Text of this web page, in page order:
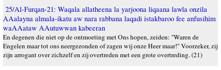
25/Al-Furqan-21: Waqala allatheena la yarjoona liqaana lawla onzila
AAalayna almala-ikatu aw nara rabbana laqadi istakbaroo fee anfusihim
waAAataw AAutuwwan kabeeran
En degenen die niet op de ontmoeting met Ons hopen, zeiden: "Waren de
Engelen maar tot ons neergezonden of zagen wij onze Heer maar!" Voorzeker, zij
zijn arrogant over zichzelf en zij overtreden met een grote overtreding. (21)